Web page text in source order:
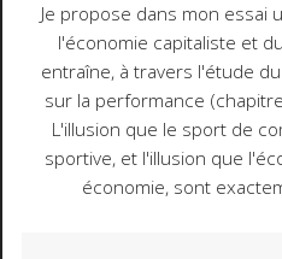
Je propose dans mon essai
l'économie capitaliste et
entraîne, à travers l'étude
sur la performance
L'illusion que le sport de
sportive, et l'illusion que
économie, sont